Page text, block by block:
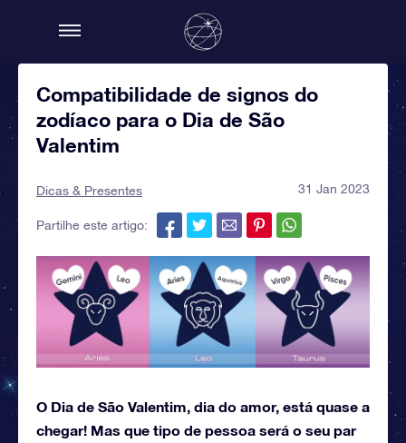
Compatibilidade de signos do
zodíaco para o Dia de São
Valentim
Dicas & Presentes 31 Jan 2023
Partilhe este artigo:
O Dia de São Valentim, dia do amor, está quase a
chegar! Mas que tipo de pessoa será o seu par